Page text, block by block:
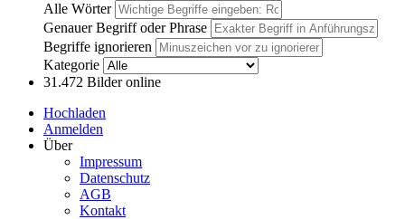
Alle Wörter
Genauer Begriff oder Phrase
Begriffe ignorieren
Kategorie
31.472 Bilder online
Hochladen
Anmelden
Über
Impressum
Datenschutz
AGB
Kontakt